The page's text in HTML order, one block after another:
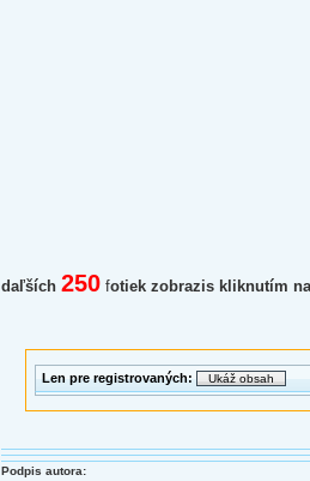
daľších 250 fotiek zobrazis kliknutím na
Len pre registrovaných:
Podpis autora: